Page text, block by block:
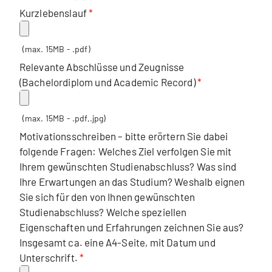
Kurzlebenslauf
(max. 15MB - .pdf)
Relevante Abschlüsse und Zeugnisse
(Bachelordiplom und Academic Record)
(max. 15MB - .pdf,.jpg)
Motivationsschreiben – bitte erörtern Sie dabei
folgende Fragen: Welches Ziel verfolgen Sie mit
Ihrem gewünschten Studienabschluss? Was sind
Ihre Erwartungen an das Studium? Weshalb eignen
Sie sich für den von Ihnen gewünschten
Studienabschluss? Welche speziellen
Eigenschaften und Erfahrungen zeichnen Sie aus?
Insgesamt ca. eine A4-Seite, mit Datum und
Unterschrift.